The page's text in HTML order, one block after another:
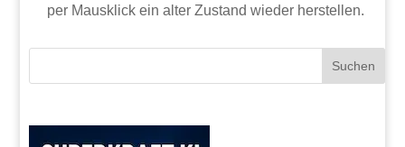
per Mausklick ein alter Zustand wieder herstellen.